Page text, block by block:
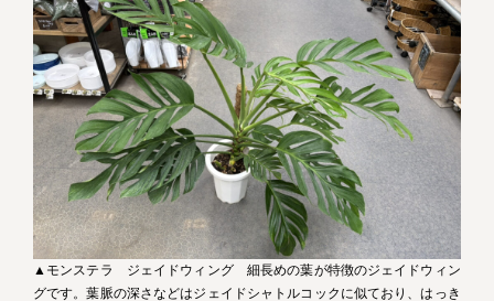
▲モンステラ ジェイドウィング 細長めの葉が特徴のジェイドウィン
グです。葉脈の深さなどはジェイドシャトルコックに似ており、はっき